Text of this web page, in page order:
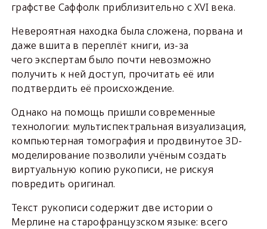
графстве Саффолк приблизительно с XVI века.
Невероятная находка была сложена, порвана и
даже вшита в переплёт книги, из-за
чего экспертам было почти невозможно
получить к ней доступ, прочитать её или
подтвердить её происхождение.
Однако на помощь пришли современные
технологии: мультиспектральная визуализация,
компьютерная томография и продвинутое 3D-
моделирование позволили учёным создать
виртуальную копию рукописи, не рискуя
повредить оригинал.
Текст рукописи содержит две истории о
Мерлине на старофранцузском языке: всего